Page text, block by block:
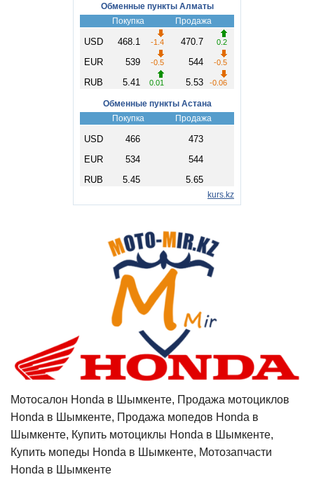
Мотосалон Honda в Шымкенте, Продажа мотоциклов
Honda в Шымкенте, Продажа мопедов Honda в
Шымкенте, Купить мотоциклы Honda в Шымкенте,
Купить мопеды Honda в Шымкенте, Мотозапчасти
Honda в Шымкенте